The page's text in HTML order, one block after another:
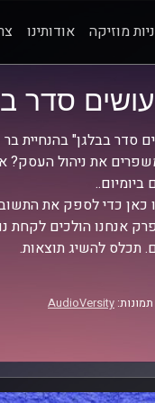
מוזיקה אודותינו
עושים סדר
סדר בבלגן" בהנחיית
את ניהול העסק?
כאן כדי לספק את
אנחנו הולכים לקחת
תכלס להשיג תוצאות.
AudioVersity